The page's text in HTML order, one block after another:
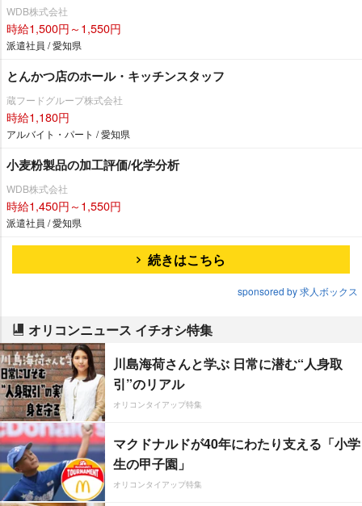
WDB株式会社
時給1,500円～1,550円
派遣社員 / 愛知県
とんかつ店のホール・キッチンスタッフ
蔵フードグループ株式会社
時給1,180円
アルバイト・パート / 愛知県
小麦粉製品の加工評価/化学分析
WDB株式会社
時給1,450円～1,550円
派遣社員 / 愛知県
続きはこちら
sponsored by 求人ボックス
オリコンニュース イチオシ特集
川島海荷さんと学ぶ 日常に潜む“人身取
引”のリアル
オリコンタイアップ特集
マクドナルドが40年にわたり支える「小学
生の甲子園」
オリコンタイアップ特集